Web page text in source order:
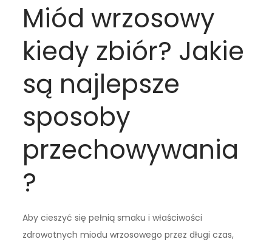
Miód wrzosowy
kiedy zbiór? Jakie
są najlepsze
sposoby
przechowywania
?
Aby cieszyć się pełnią smaku i właściwości
zdrowotnych miodu wrzosowego przez długi czas,